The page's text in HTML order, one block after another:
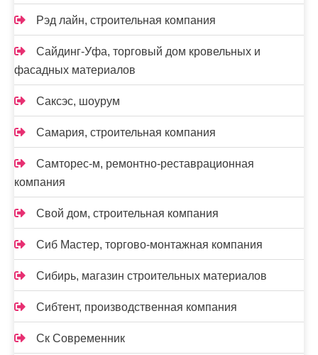
Рэд лайн, строительная компания
Сайдинг-Уфа, торговый дом кровельных и
фасадных материалов
Саксэс, шоурум
Самария, строительная компания
Самторес-м, ремонтно-реставрационная
компания
Свой дом, строительная компания
Сиб Мастер, торгово-монтажная компания
Сибирь, магазин строительных материалов
Сибтент, производственная компания
Ск Cовременник